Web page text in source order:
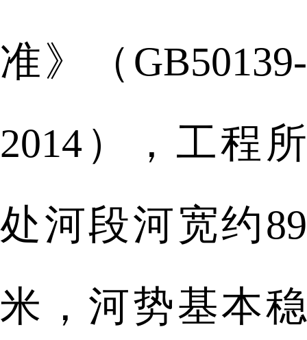
准》（GB50139-
2014），工程所
处河段河宽约89
米，河势基本稳